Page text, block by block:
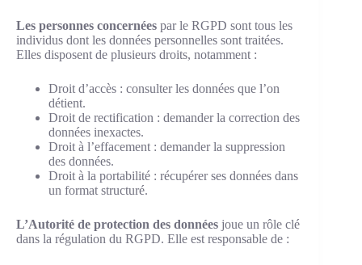
Les personnes concernées par le RGPD sont tous les
individus dont les données personnelles sont traitées.
Elles disposent de plusieurs droits, notamment :
Droit d’accès : consulter les données que l’on
détient.
Droit de rectification : demander la correction des
données inexactes.
Droit à l’effacement : demander la suppression
des données.
Droit à la portabilité : récupérer ses données dans
un format structuré.
L’Autorité de protection des données joue un rôle clé
dans la régulation du RGPD. Elle est responsable de :